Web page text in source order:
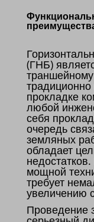
(ГНБ)
прокладке
любой
себя
очередь
земляных
обладает
мощной
требует
увеличению
Проведение